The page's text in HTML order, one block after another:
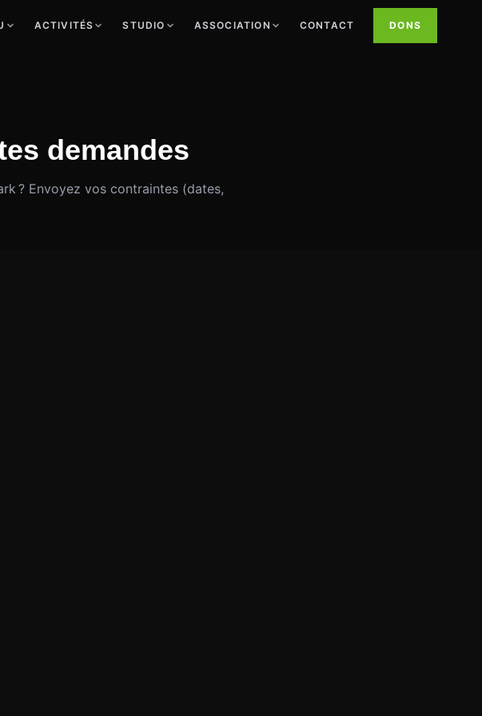
ACTIVITÉS STUDIO ASSOCIATION CONTACT DONS
demandes
? Envoyez vos contraintes (dates,